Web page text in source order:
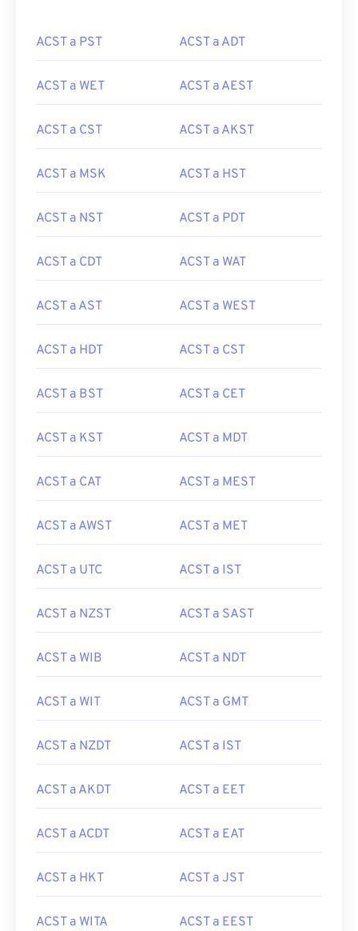
ACST a PST ACST a ADT
ACST a WET ACST a AEST
ACST a CST ACST a AKST
ACST a MSK ACST a HST
ACST a NST ACST a PDT
ACST a CDT ACST a WAT
ACST a AST ACST a WEST
ACST a HDT ACST a CST
ACST a BST ACST a CET
ACST a KST ACST a MDT
ACST a CAT ACST a MEST
ACST a AWST ACST a MET
ACST a UTC ACST a IST
ACST a NZST ACST a SAST
ACST a WIB ACST a NDT
ACST a WIT ACST a GMT
ACST a NZDT ACST a IST
ACST a AKDT ACST a EET
ACST a ACDT ACST a EAT
ACST a HKT ACST a JST
ACST a WITA ACST a EEST